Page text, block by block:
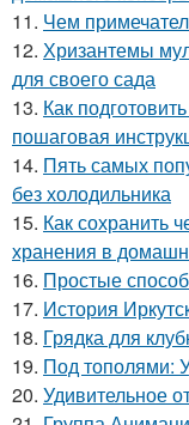
11. Чем
12. Хризантемы
для своего сада
13. Как
пошаговая
14. Пять самых
без холодильника
15. Как сохранить
хранения в
16. Простые
17. История
18. Грядка для
19. Под тополями:
20. Удивительное